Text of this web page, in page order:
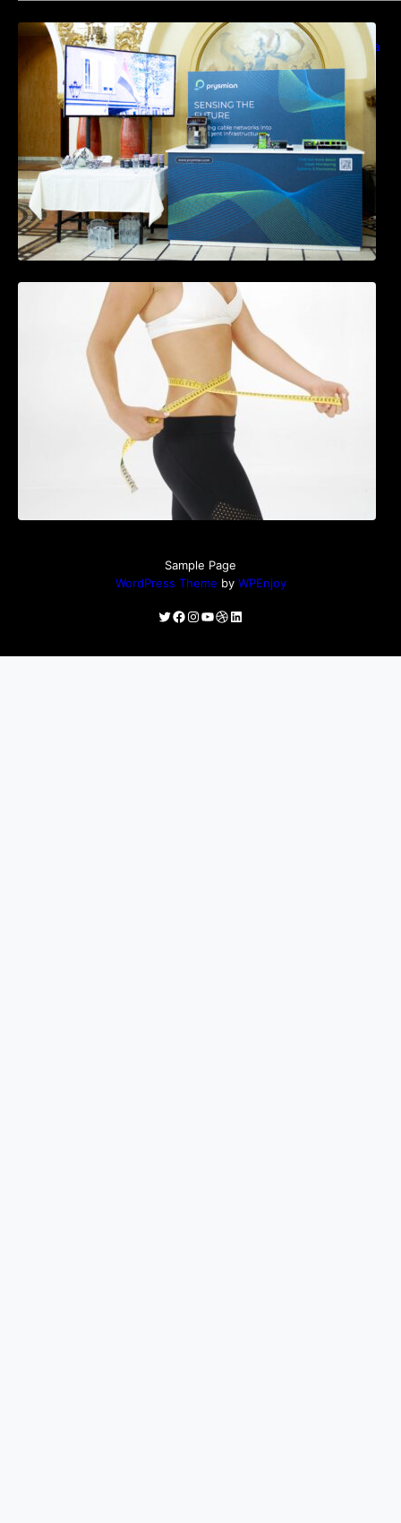
Prysmian aduce la COMM26 tehnologii de
sensing si Digital Energy pentru monitorizarea
in timp real a infrastrucrutilor critice
Tratamentul Wegovy® generează o scădere
în greutate de până la 22,6% la femei în
perioada menopauzei și reduce la jumătate
riscul de migrene
Sample Page
WordPress Theme by WPEnjoy
Twitter
Facebook
Instagram
YouTube
Dribbble
LinkedIn